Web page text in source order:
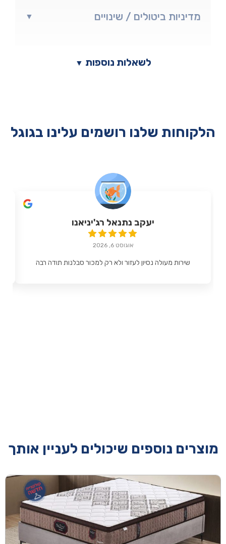
▼ מדיניות ביטולים / שינויים
▼ לשאלות נוספות
הלקוחות שלנו רושמים עלינו בגוגל
יעקב נתנאל רג'יניאנו
אוגוסט 6, 2026
שירות מעולה נסיון לעזור ולא רק למכור סבלנות תודה רבה
מוצרים נוספים שיכולים לעניין אותך